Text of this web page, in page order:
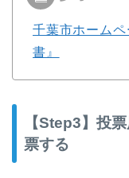
千葉市ホーム
書』
【Step3】投
票する